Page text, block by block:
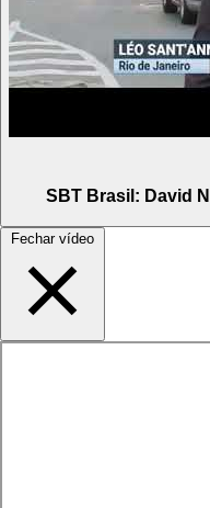
SBT Brasil: David
Fechar vídeo